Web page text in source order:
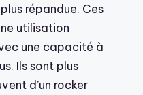
répandue. Ces
utilisation
une capacité à
Ils sont plus
d’un rocker